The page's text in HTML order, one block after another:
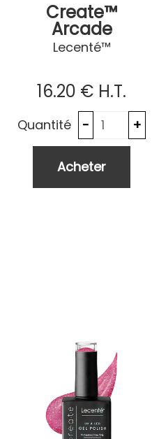
Create™
Arcade
Lecenté™
16.20 € H.T.
Quantité